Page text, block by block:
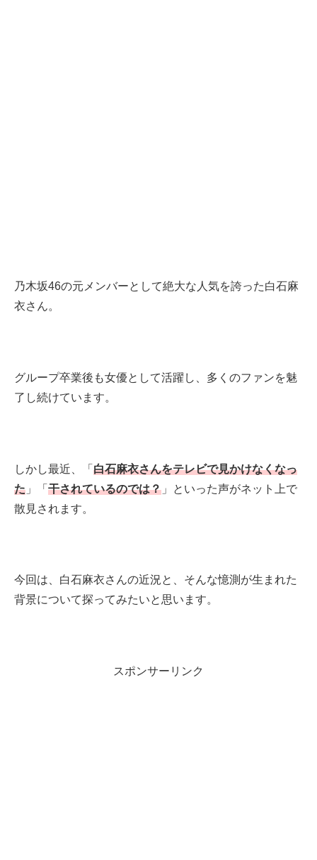
乃木坂46の元メンバーとして絶大な人気を誇った白石麻
衣さん。
グループ卒業後も女優として活躍し、多くのファンを魅
了し続けています。
しかし最近、「 白石麻衣さんをテレビで見かけなくなっ
た 」「 干されているのでは？ 」といった声がネット上で
散見されます。
今回は、白石麻衣さんの近況と、そんな憶測が生まれた
背景について探ってみたいと思います。
スポンサーリンク